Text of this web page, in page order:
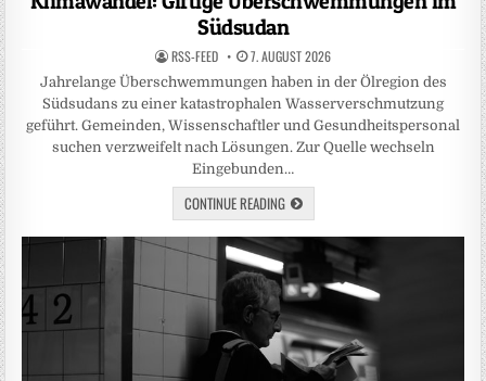
Südsudan
RSS-FEED 7. AUGUST 2026
Jahrelange Überschwemmungen haben in der Ölregion des
Südsudans zu einer katastrophalen Wasserverschmutzung
geführt. Gemeinden, Wissenschaftler und Gesundheitspersonal
suchen verzweifelt nach Lösungen. Zur Quelle wechseln
Eingebunden…
CONTINUE READING